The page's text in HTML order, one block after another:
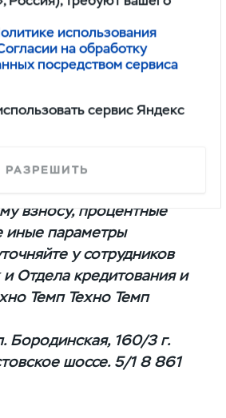
программе
покупке автомобиля в
скидку, равную
нового автомобиля,
на
Условия
взносу, процентные
иные параметры
у сотрудников
Отдела кредитования и
Темп Техно Темп
Бородинская, 160/3 г.
шоссе. 5/1 8 861
использования
на обработку
посредством сервиса
сервис Яндекс
РАЗРЕШИТЬ